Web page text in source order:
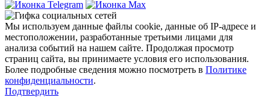
Мы используем данные файлы cookie, данные об IP-адресе и
местоположении, разработанные третьими лицами для
анализа событий на нашем сайте. Продолжая просмотр
страниц сайта, вы принимаете условия его использования.
Более подробные сведения можно посмотреть в Политике
конфиденциальности.
Подтвердить